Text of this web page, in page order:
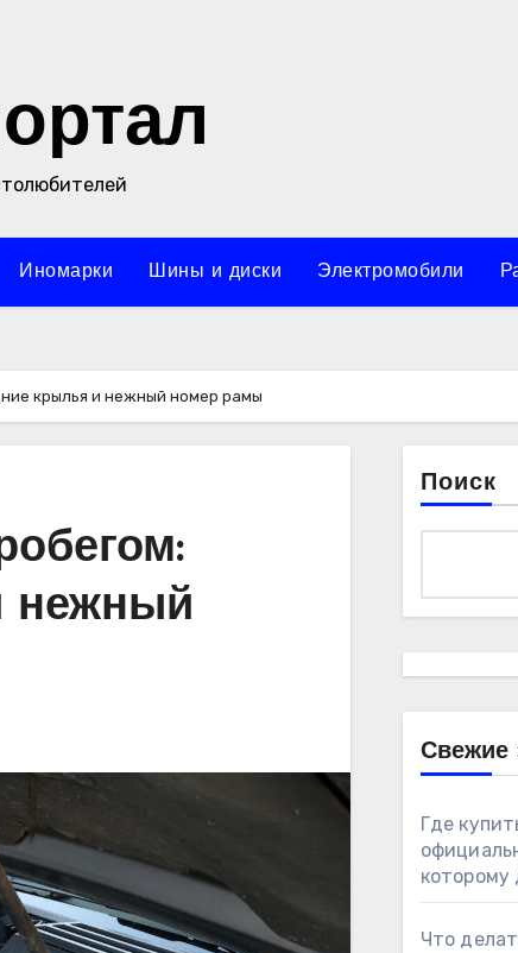
Иномарки Шины и диски Электромобили
крылья и нежный номер рамы
нежный
Поиск
Свежие
Где
которому
Что